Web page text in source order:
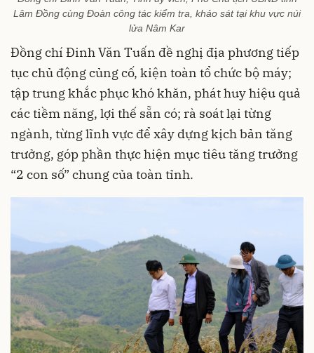
Lâm Đồng cùng Đoàn công tác kiểm tra, khảo sát tại khu vực núi
lửa Nâm Kar
Đồng chí Đinh Văn Tuấn đề nghị địa phương tiếp
tục chủ động củng cố, kiện toàn tổ chức bộ máy;
tập trung khắc phục khó khăn, phát huy hiệu quả
các tiềm năng, lợi thế sẵn có; rà soát lại từng
ngành, từng lĩnh vực để xây dựng kịch bản tăng
trưởng, góp phần thực hiện mục tiêu tăng trưởng
“2 con số” chung của toàn tỉnh.